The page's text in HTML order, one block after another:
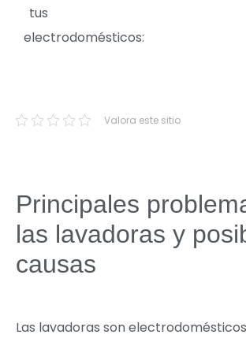
tus
electrodomésticos:
Valora este sitio
Principales
las lavadoras y
causas
Las lavadoras son electrodomésticos